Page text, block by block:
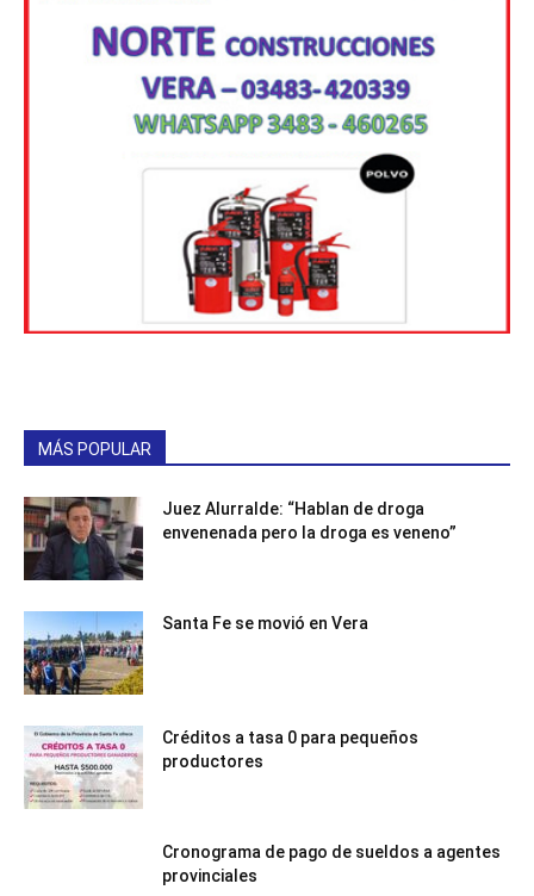
MÁS POPULAR
Juez Alurralde: “Hablan de droga
envenenada pero la droga es veneno”
Santa Fe se movió en Vera
Créditos a tasa 0 para pequeños
productores
Cronograma de pago de sueldos a agentes
provinciales